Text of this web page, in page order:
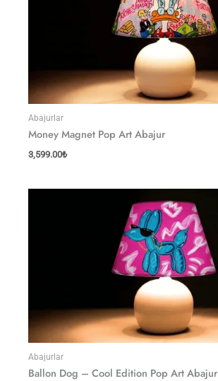
Abajurlar
Money Magnet Pop Art Abajur
3,599.00₺
Abajurlar
Ballon Dog – Cool Edition Pop Art Abajur